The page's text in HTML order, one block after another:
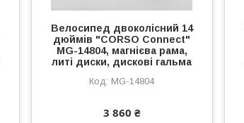
Велосипед двоколісний 14
дюймів "CORSO Connect"
MG-14804, магнієва рама,
литі диски, дискові гальма
MG-14804
3 860 ₴